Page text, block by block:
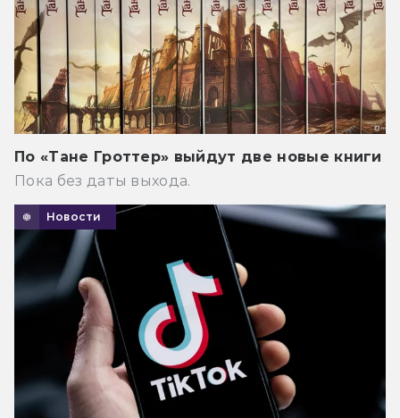
По «Тане Гроттер» выйдут две новые книги
Пока без даты выхода.
Новости